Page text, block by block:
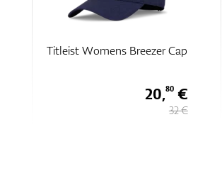
Titleist Womens Breezer Cap
20,80€
32 €